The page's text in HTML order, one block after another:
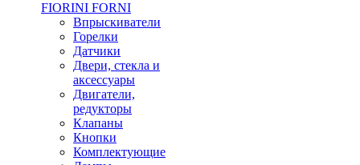
FIORINI FORNI
Впрыскиватели
Горелки
Датчики
Двери, стекла и
аксессуары
Двигатели,
редукторы
Клапаны
Кнопки
Комплектующие